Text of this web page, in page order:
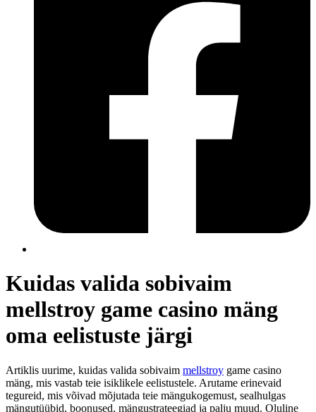
Kuidas valida sobivaim
mellstroy game casino mäng
oma eelistuste järgi
Artiklis uurime, kuidas valida sobivaim mellstroy game casino
mäng, mis vastab teie isiklikele eelistustele. Arutame erinevaid
tegureid, mis võivad mõjutada teie mängukogemust, sealhulgas
mängutüübid, boonused, mängustrateegiad ja palju muud. Oluline